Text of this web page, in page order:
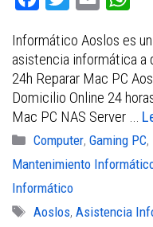
c
e
b
o
o
k
i
t
e
r
a
l
a
s
A
p
p
Informático Aoslos es
asistencia informática
24h Reparar Mac PC
Domicilio Online 24
Mac PC NAS Server …
Categorías
Computer,Gaming PC,
Mantenimiento
Informático
Etiquetas
Aoslos,Asistencia